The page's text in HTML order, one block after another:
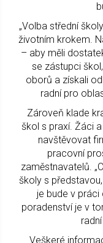
„Volba střední
životním krokem.
– aby měli
se zástupci
oborů a získali
radní pro
Zároveň klade
škol s praxí. Žáci
navštěvovat
pracovní
zaměstnavatelů.
školy s
je bude v práci
poradenství je v
Veškeré